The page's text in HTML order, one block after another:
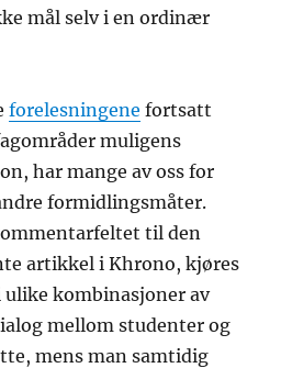
mål selv i en ordinær
forelesningene fortsatt
muligens
har mange av oss for
formidlingsmåter.
til den
artikkel i Khrono, kjøres
kombinasjoner av
mellom studenter og
mens man samtidig